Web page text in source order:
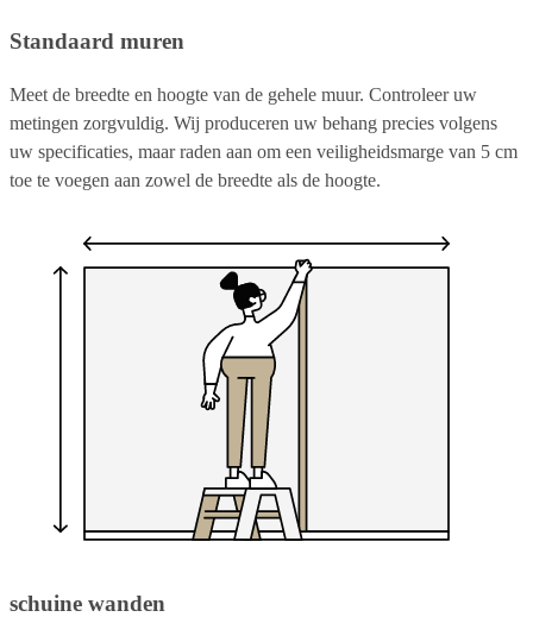
Standaard muren
Meet de breedte en hoogte van de gehele muur. Controleer uw
metingen zorgvuldig. Wij produceren uw behang precies volgens
uw specificaties, maar raden aan om een veiligheidsmarge van 5 cm
toe te voegen aan zowel de breedte als de hoogte.
schuine wanden